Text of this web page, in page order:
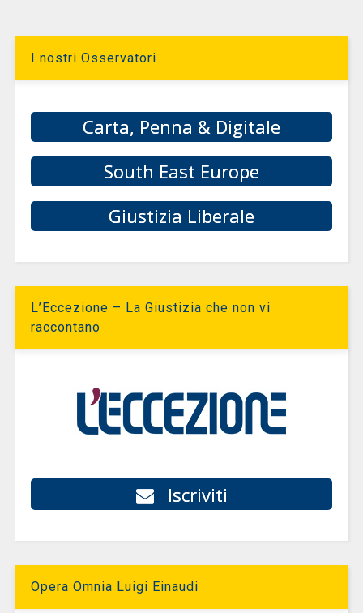
I nostri Osservatori
Carta, Penna & Digitale
South East Europe
Giustizia Liberale
L’Eccezione – La Giustizia che non vi
raccontano
Iscriviti
Opera Omnia Luigi Einaudi